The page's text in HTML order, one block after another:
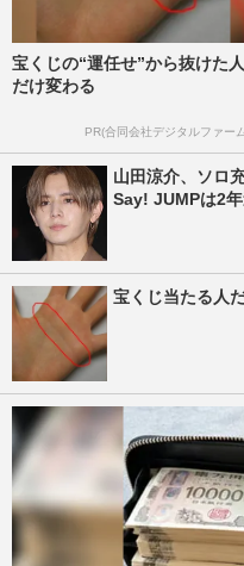
宝くじの“運任せ”から抜けた人
だけ変わる
PR(合同会社デジタルファー
山田涼介、ソロ
Say! JUMPは2
宝くじ当たる人